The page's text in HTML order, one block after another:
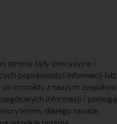
stronie były precyzyjne i
poprawności informacji lub
kontaktu z naszym zespołem
informacji i pomogą
dlatego zawsze